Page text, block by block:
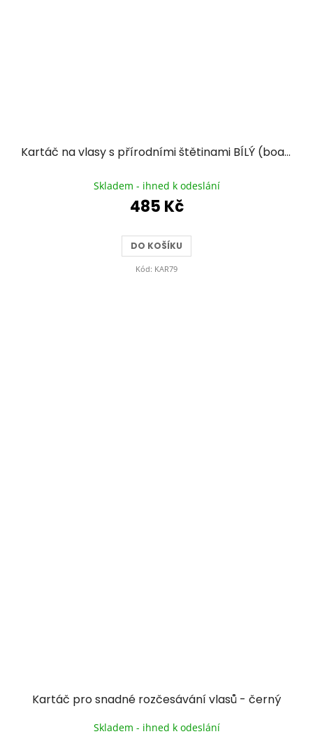
Kartáč na vlasy s přírodními štětinami BÍLÝ (boar type)
hodnocení
produktu
je
z
5
hvězdiček.
Skladem - ihned k odeslání
485 Kč
DO KOŠÍKU
Kód: KAR79
Kartáč pro snadné rozčesávání vlasů - černý
Skladem - ihned k odeslání